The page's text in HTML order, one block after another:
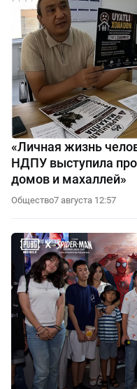
«Личная жизнь
НДПУ выступила
домов и махаллей»
Общество7 августа 12:57